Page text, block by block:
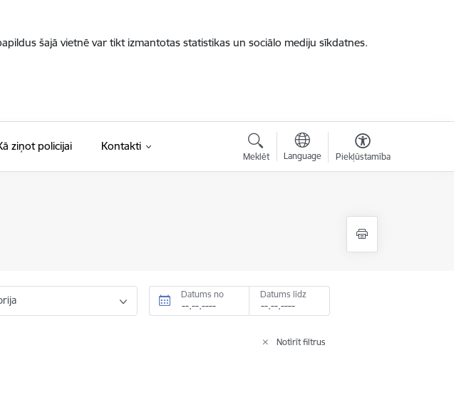
šajā vietnē var tikt izmantotas statistikas un sociālo mediju sīkdatnes.
ziņot policijai Kontakti
Meklēt Language Piekļūstamība
Datums no Datums līdz
Notīrīt filtrus